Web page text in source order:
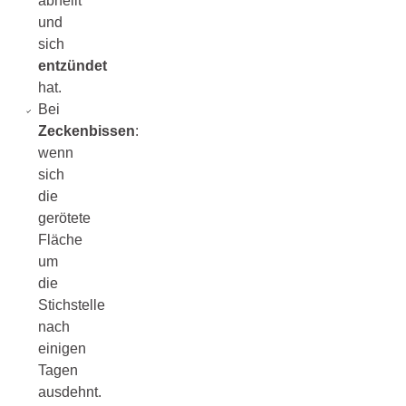
und
sich
entzündet
hat.
Bei
Zeckenbissen:
wenn
sich
die
gerötete
Fläche
um
die
Stichstelle
nach
einigen
Tagen
ausdehnt.